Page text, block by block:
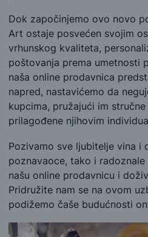
Dok započinjemo ovo novo
Art ostaje posvećen svojim
vrhunskog kvaliteta,
poštovanja prema umetnosti
naša online prodavnica
napred, nastavićemo da
kupcima, pružajući im
prilagođene njihovim
Pozivamo sve ljubitelje vina i
poznavaoce, tako i
našu online prodavnicu i
Pridružite nam se na ovom
podižemo čaše budućnosti